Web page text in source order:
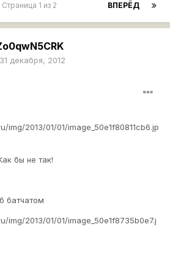
ВПЕРЁД
Страница 1 из 2
31 декабря, 2012
img/2013/01/01/image_50e1f80811cb6.jp
бы не так!
батчатом
img/2013/01/01/image_50e1f8735b0e7.j